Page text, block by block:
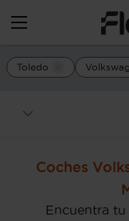
Toledo
Coches
Encuentra